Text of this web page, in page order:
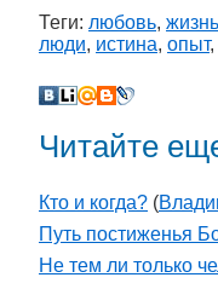
Теги: любовь, жизнь
люди, истина, опыт,
Читайте
Кто и когда? (
Путь постиженья
Не тем ли только